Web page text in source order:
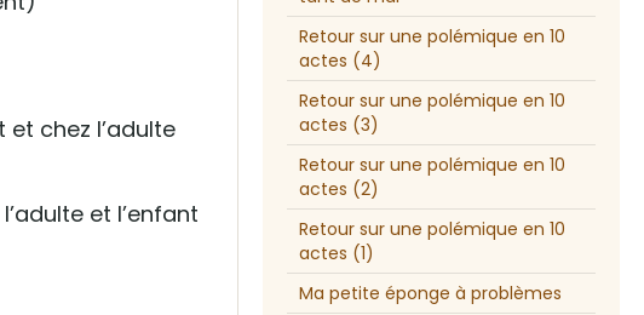
chez l’adulte
et l’enfant
Retour sur une polémique en 10
actes (4)
Retour sur une polémique en 10
actes (3)
Retour sur une polémique en 10
actes (2)
Retour sur une polémique en 10
actes (1)
Ma petite éponge à problèmes